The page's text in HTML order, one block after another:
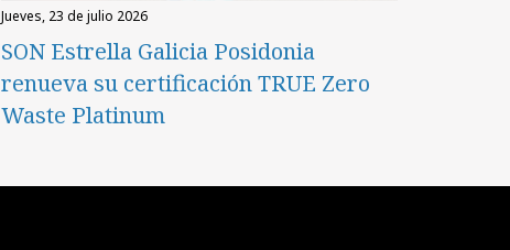
jueves, 23 de julio 2026
SON Estrella Galicia Posidonia
renueva su certificación TRUE Zero
Waste Platinum